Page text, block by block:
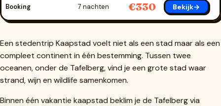
Booking 7 nachten €330 Bekijk→
Een stedentrip Kaapstad voelt niet als een stad maar als een
compleet continent in één bestemming. Tussen twee
oceanen, onder de Tafelberg, vind je een grote stad waar
strand, wijn en wildlife samenkomen.
Binnen één vakantie kaapstad beklim je de Tafelberg via